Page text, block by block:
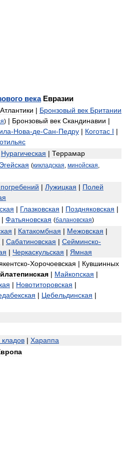
века Евразии
Атлантики | Бронзовый век Британии
) | Бронзовый век Скандинавии |
-Нова-де-Сан-Педру | Коготас I |
Нурагическая | Террамар
Эгейская (кикладская минойская
погребений | Лужицкая | Полей
| Глазковская | Поздняковская |
| Фатьяновская (балановская)
| Катакомбная | Межовская |
| Сабатиновская | Сейминско-
| Черкаскульская | Ямная
-Хорочоевская | Кувшинных
| Майкопская |
| Новотиторовская |
| Цебельдинская |
кладов | Хараппа